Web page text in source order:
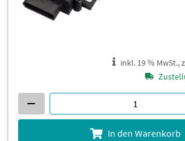
inkl. 19 % MwSt.,
In den Warenkorb